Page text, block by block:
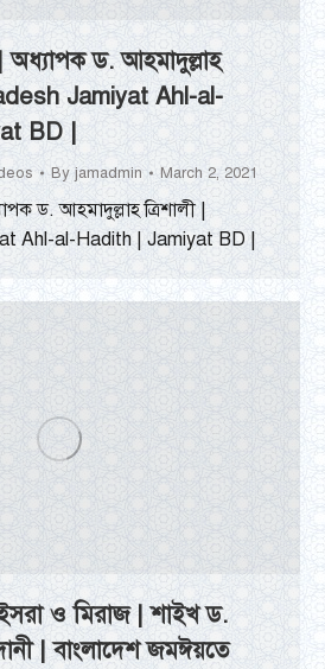
ড. আহমাদুল্লাহ
Jamiyat Ahl-al-
BD |
By jamadmin March 2, 2021
ড. আহমাদুল্লাহ ত্রিশালী |
Ahl-al-Hadith | Jamiyat BD |
ও মিরাজ | শাইখ ড.
| বাংলাদেশ জমঈয়তে